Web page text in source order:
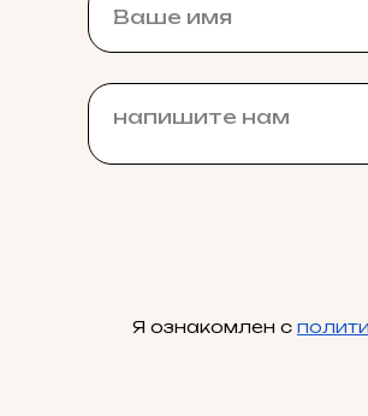
Я ознакомлен с